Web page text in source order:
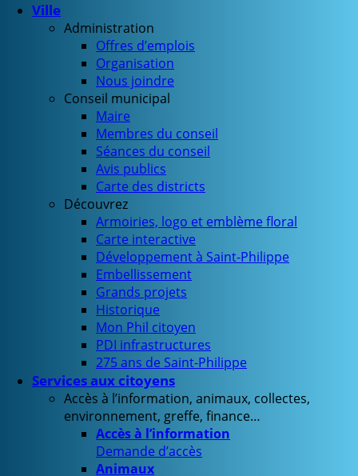
Ville
Administration
Offres d’emplois
Organisation
Nous joindre
Conseil municipal
Maire
Membres du conseil
Séances du conseil
Avis publics
Carte des districts
Découvrez
Armoiries, logo et emblème floral
Carte interactive
Développement à Saint-Philippe
Embellissement
Grands projets
Historique
Mon Phil citoyen
PDI infrastructures
275 ans de Saint-Philippe
Services aux citoyens
Accès à l’information, animaux, collectes,
environnement, greffe, finance…
Accès à l’information
Demande d’accès
Animaux